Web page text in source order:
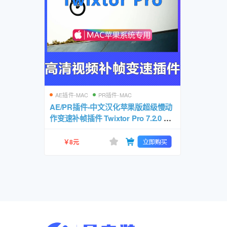
AE插件-MAC PR插件-MAC
AE/PR插件-中文汉化苹果版超级慢动
作变速补帧插件 Twixtor Pro 7.2.0 MA
￥8元